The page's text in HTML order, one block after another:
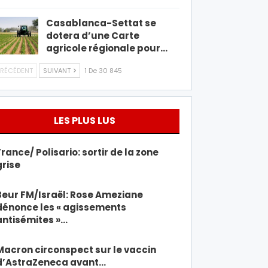
Casablanca-Settat se
dotera d’une Carte
agricole régionale pour…
SUIVANT 1 De 30 845
LES PLUS LUS
Polisario: sortir de la zone
FM/Israël: Rose Ameziane
les « agissements
»…
circonspect sur le vaccin
avant…